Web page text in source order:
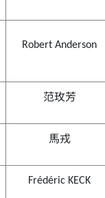
Robert Anderson
范玫芳
馬戎
Frédéric KECK